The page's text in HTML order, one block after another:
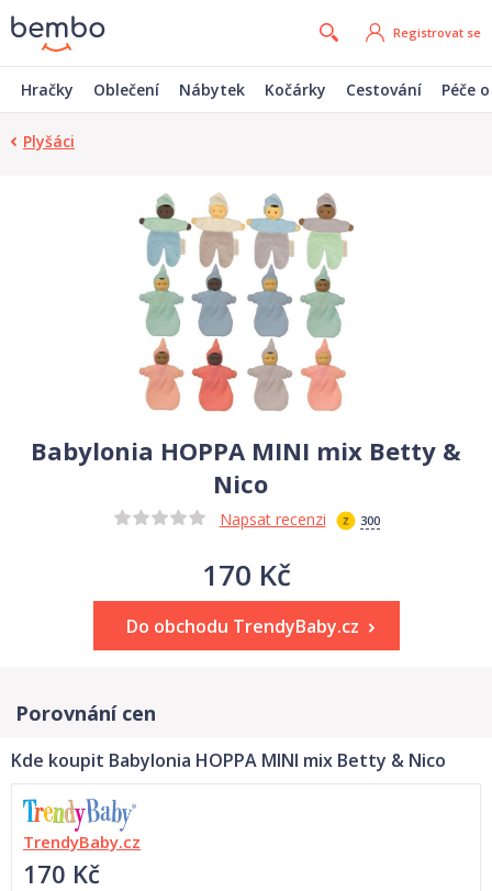
Registrovat se
Hračky Oblečení Nábytek Kočárky Cestování Péče
Plyšáci
Babylonia HOPPA MINI mix Betty &
Nico
Napsat recenzi 300
170 Kč
Do obchodu TrendyBaby.cz
Porovnání cen
Kde koupit Babylonia HOPPA MINI mix Betty & Nico
TrendyBaby.cz
170 Kč